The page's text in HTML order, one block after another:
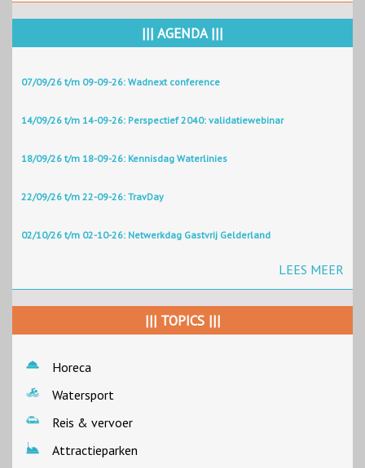
||| AGENDA |||
07/09/26 t/m 09-09-26: Wadnext conference
14/09/26 t/m 14-09-26: Perspectief 2040: validatiewebinar
18/09/26 t/m 18-09-26: Kennisdag Waterlinies
22/09/26 t/m 22-09-26: TravDay
02/10/26 t/m 02-10-26: Netwerkdag Gastvrij Gelderland
LEES MEER
||| TOPICS |||
Horeca
Watersport
Reis & vervoer
Attractieparken